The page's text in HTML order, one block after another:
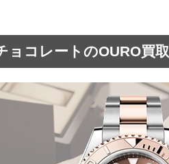
ョコレートのOURO買